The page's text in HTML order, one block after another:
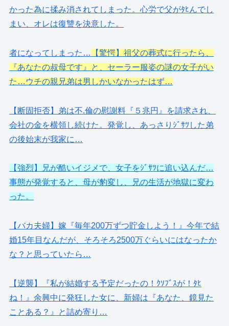
かった為に揉み消されてしまった。心労で父がﾀﾋんでし
まい、オレは復讐を決意した。
者になってしまった…
【驚愕】祖父の葬式に行ったら、
『あなたの叔母です』と、セーラー服姿の謎の女子がい
た…ウチの親兄弟は男しかいなかったはず…
【断固拒否】弟は不.倫の慰謝料『５兆円』を請求され、
会社の金を横領し続けた。発覚し、あっさりｼﾞｻﾂした弟
の後始末が我家に…
【強烈】兄が酷いイジメで、女子をｼﾞｻﾂに追い込んだ…
事態が発覚すると、母が豹変し、兄の生活が地獄に変わ
った。
【バカ夫婦】嫁『毎年200万ずつ貯金しよう！』今年で結
婚15年目なんだが、そろそろ2500万ぐらいにはなったか
な？と思っていたら…
【逆襲】『私が結婚する予定だったの！ｸｿﾌﾞｽが！ﾀﾋ
ね！』余興中に発狂した女に、新婦は『あなた、鏡見た
ことある？』と詰め寄り…